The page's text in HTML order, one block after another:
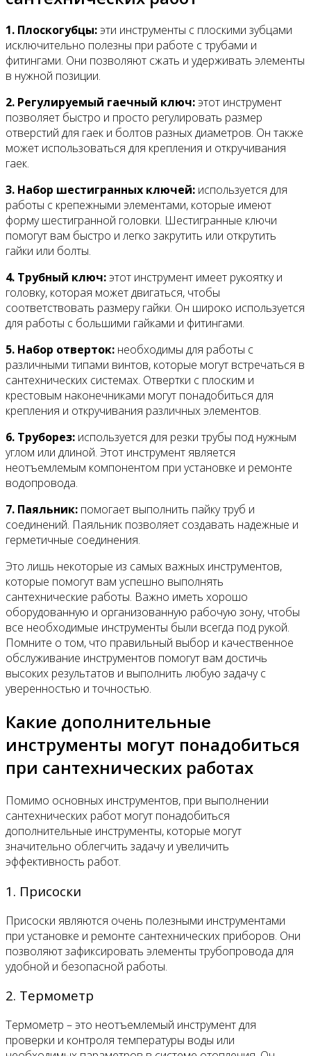
1. Плоскогубцы:эти инструменты с плоскими зубцами
исключительно полезны при работе с трубами и
фитингами. Они позволяют сжать и удерживать элементы
в нужной позиции.
2. Регулируемый гаечный ключ:этот инструмент
позволяет быстро и просто регулировать размер
отверстий для гаек и болтов разных диаметров. Он также
может использоваться для крепления и откручивания
гаек.
3. Набор шестигранных ключей: используется для
работы с крепежными элементами, которые имеют
форму шестигранной головки. Шестигранные ключи
помогут вам быстро и легко закрутить или открутить
гайки или болты.
4. Трубный ключ:этот инструмент имеет рукоятку и
головку, которая может двигаться, чтобы
соответствовать размеру гайки. Он широко используется
для работы с большими гайками и фитингами.
5. Набор отверток: необходимы для работы с
различными типами винтов, которые могут встречаться в
сантехнических системах. Отвертки с плоским и
крестовым наконечниками могут понадобиться для
крепления и откручивания различных элементов.
6. Труборез: используется для резки трубы под нужным
углом или длиной. Этот инструмент является
неотъемлемым компонентом при установке и ремонте
водопровода.
7. Паяльник: помогает выполнить пайку труб и
соединений. Паяльник позволяет создавать надежные и
герметичные соединения.
Это лишь некоторые из самых важных инструментов,
которые помогут вам успешно выполнять
сантехнические работы. Важно иметь хорошо
оборудованную и организованную рабочую зону, чтобы
все необходимые инструменты были всегда под рукой.
Помните о том, что правильный выбор и качественное
обслуживание инструментов помогут вам достичь
высоких результатов и выполнить любую задачу с
уверенностью и точностью.
Какие дополнительные
инструменты могут понадобиться
при сантехнических работах
Помимо основных инструментов, при выполнении
сантехнических работ могут понадобиться
дополнительные инструменты, которые могут
значительно облегчить задачу и увеличить
эффективность работ.
1. Присоски
Присоски являются очень полезными инструментами
при установке и ремонте сантехнических приборов. Они
позволяют зафиксировать элементы трубопровода для
удобной и безопасной работы.
2. Термометр
Термометр – это неотъемлемый инструмент для
проверки и контроля температуры воды или